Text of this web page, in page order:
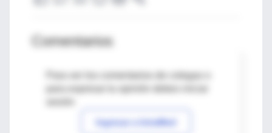
Comentarios
Para ver los comentarios de colegas o
Ingresar a IntraMed